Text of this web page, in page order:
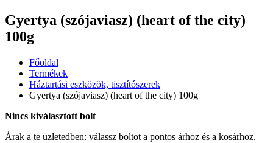
Gyertya (szójaviasz) (heart of the city)
100g
Főoldal
Termékek
Háztartási eszközök, tisztítószerek
Gyertya (szójaviasz) (heart of the city) 100g
Nincs kiválasztott bolt
Árak a te üzletedben: válassz boltot a pontos árhoz és a kosárhoz.